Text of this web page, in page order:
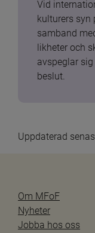
Vid
kulturers syn
samband
likheter och
avspeglar
beslut.
Uppdaterad
Om MFoF
Nyheter
Jobba hos oss